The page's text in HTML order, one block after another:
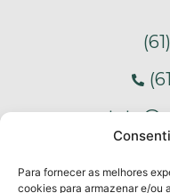
Para fornecer as melhores
cookies para armazenar e/ou
lt 25, Sala 306 -